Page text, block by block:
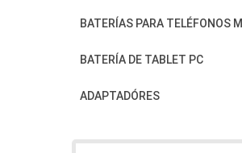
BATERÍAS PARA TELÉFONOS
BATERÍA DE TABLET PC
ADAPTADÓRES